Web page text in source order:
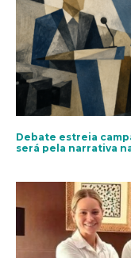
Debate estreia
será pela narrativa